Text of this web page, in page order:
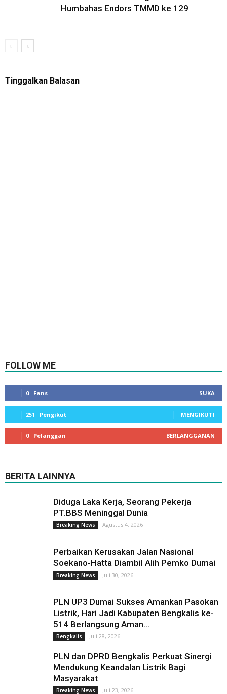
Humbahas Endors TMMD ke 129
Tinggalkan Balasan
FOLLOW ME
0 Fans SUKA
251 Pengikut MENGIKUTI
0 Pelanggan BERLANGGANAN
BERITA LAINNYA
Diduga Laka Kerja, Seorang Pekerja
PT.BBS Meninggal Dunia
Breaking News Agustus 4, 2026
Perbaikan Kerusakan Jalan Nasional
Soekano-Hatta Diambil Alih Pemko Dumai
Breaking News Juli 30, 2026
PLN UP3 Dumai Sukses Amankan Pasokan
Listrik, Hari Jadi Kabupaten Bengkalis ke-
514 Berlangsung Aman...
Bengkalis Juli 28, 2026
PLN dan DPRD Bengkalis Perkuat Sinergi
Mendukung Keandalan Listrik Bagi
Masyarakat
Breaking News Juli 23, 2026